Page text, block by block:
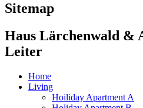
Sitemap
Haus Lärchenwald &
Leiter
Home
Living
Hoiliday Apartment A